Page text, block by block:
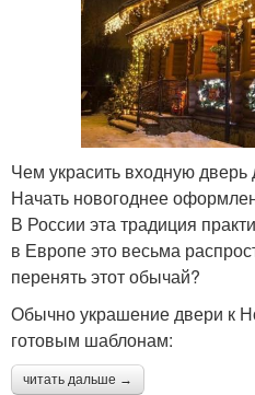
Чем украсить входную дверь
Начать новогоднее
В России эта традиция
в Европе это весьма
перенять этот обычай?
Обычно украшение двери к
готовым шаблонам:
читать дальше →